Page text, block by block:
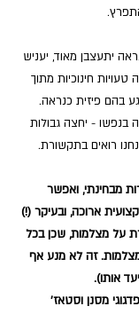
יתעצבן מאוד, יעניש
חינוכיות מתוך
בהם פיזית כנראה.
בנפשו - יחצה גבולות
רואים בתקשורת.
מבחינתי, ואפשר
ארוכה, ובעיקר (!)
על מצלמות, שכן בכל
זה לא מנע אף
אותו).
מסנן וסטאז'